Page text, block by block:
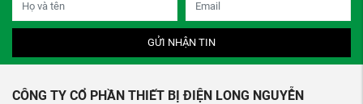
GỬI NHẬN TIN
CÔNG TY CỔ PHẦN THIẾT BỊ ĐIỆN LONG NGUYỄN